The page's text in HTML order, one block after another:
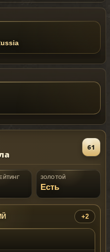
Ford Mustang Truck
ML 500
Edition
BMW M3 Coupe E46
- Nissan R35 GT-R Mine's Tuned
Charger STR8
61
ЗОЛОТОЙ
Есть
+2